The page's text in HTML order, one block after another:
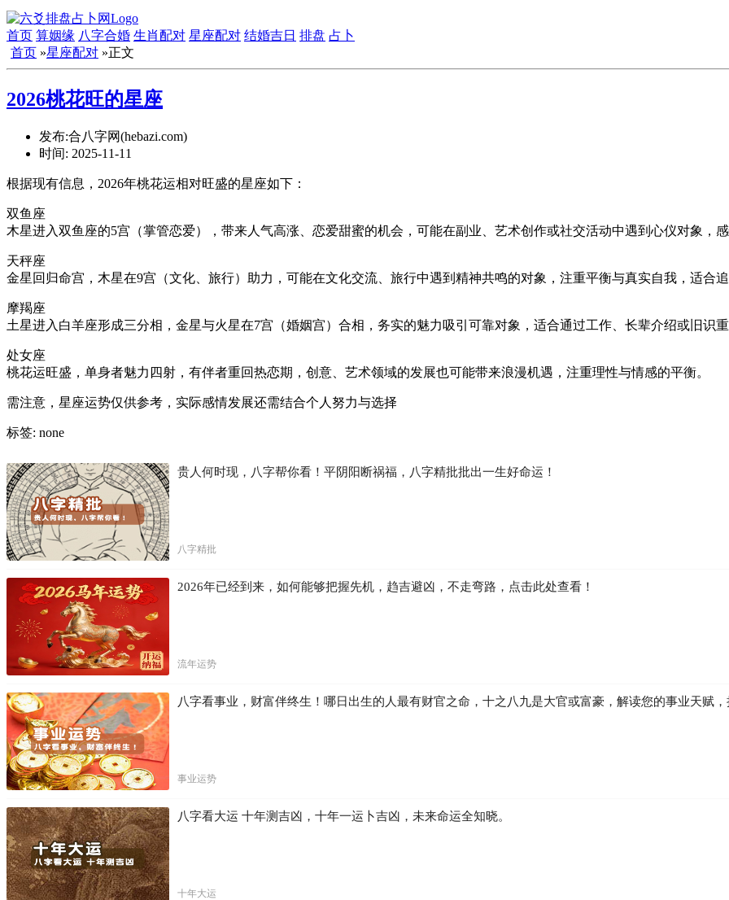
首页 算姻缘 八字合婚 生肖配对 星座配对 结婚吉日 排盘 占卜
首页 »星座配对 »正文
2026桃花旺的星座
发布:合八字网(hebazi.com)
时间: 2025-11-11
根据现有信息，2026年桃花运相对旺盛的星座如下：
双鱼座
木星进入双鱼座的5宫（掌管恋爱），带来人气高涨、恋爱甜蜜的机会，可能在副业、艺术创作或社交活动中遇到心仪对象，感
天秤座
金星回归命宫，木星在9宫（文化、旅行）助力，可能在文化交流、旅行中遇到精神共鸣的对象，注重平衡与真实自我，适合追
摩羯座
土星进入白羊座形成三分相，金星与火星在7宫（婚姻宫）合相，务实的魅力吸引可靠对象，适合通过工作、长辈介绍或旧识重
处女座
桃花运旺盛，单身者魅力四射，有伴者重回热恋期，创意、艺术领域的发展也可能带来浪漫机遇，注重理性与情感的平衡。
需注意，星座运势仅供参考，实际感情发展还需结合个人努力与选择
标签: none
贵人何时现，八字帮你看！平阴阳断祸福，八字精批批出一生好命运！
八字精批
2026年已经到来，如何能够把握先机，趋吉避凶，不走弯路，点击此处查看！
流年运势
八字看事业，财富伴终生！哪日出生的人最有财官之命，十之八九是大官或富豪，解读您的事业天赋，
事业运势
八字看大运 十年测吉凶，十年一运卜吉凶，未来命运全知晓。
十年大运